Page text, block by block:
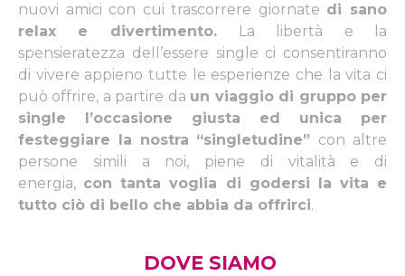
nuovi amici con cui trascorrere giornate di sano
relax e divertimento.
La libertà e la
spensieratezza dell’essere single ci consentiranno
di vivere appieno tutte le esperienze che la vita ci
può offrire, a partire da un viaggio di gruppo per
single l’occasione giusta ed unica per
festeggiare la nostra “singletudine” con altre
persone simili a noi, piene di vitalità e di
energia, con tanta voglia di godersi la vita e
tutto ciò di bello che abbia da offrirci.
DOVE SIAMO